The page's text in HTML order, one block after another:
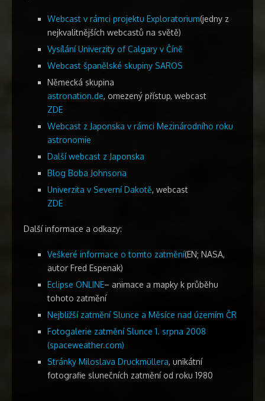
Webcast v rámci projektu Exploratorium(jedny z
nejkvalitnějších webcastů na světě)
Vysílání Univerzity of Calgary v Číně
Webcast španělské skupiny SAROS
Německá skupina
astronation.de, omezený přístup, webcast
ZDE
Webcast z Japonska v rámci Mezinárodního roku
astronomie
Další webcast z Japonska
Blog Boba Johnsona
Univerzita v Severní Dakotě, webcast
ZDE
Další informace a odkazy:
Veškeré informace o tomto zatmění(EN; NASA,
autor Fred Espenak)
Eclipse ONLINE– animace a mapky k průběhu
tohoto zatmění
Nejbližší zatmění Slunce a Měsíce nad územím ČR
Fotogalerie zatmění Slunce 1. srpna 2008
(spaceweather.com)
Stránky Miloslava Druckmüllera, unikátní
fotografie slunečních zatmění od roku 1980